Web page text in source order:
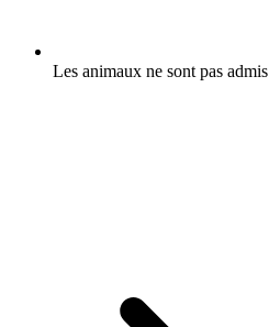
Les animaux ne sont pas admis